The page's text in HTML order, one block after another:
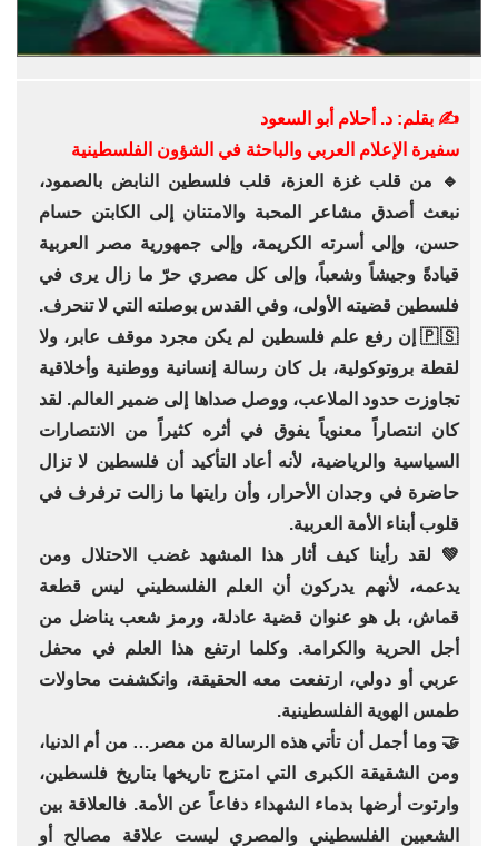
✍️ بقلم: د. أحلام أبو السعود
سفيرة الإعلام العربي والباحثة في الشؤون الفلسطينية
🔹 من قلب غزة العزة، قلب فلسطين النابض بالصمود،
نبعث أصدق مشاعر المحبة والامتنان إلى الكابتن حسام
حسن، وإلى أسرته الكريمة، وإلى جمهورية مصر العربية
قيادةً وجيشاً وشعباً، وإلى كل مصري حرّ ما زال يرى في
فلسطين قضيته الأولى، وفي القدس بوصلته التي لا تنحرف.
🇵🇸 إن رفع علم فلسطين لم يكن مجرد موقف عابر، ولا
لقطة بروتوكولية، بل كان رسالة إنسانية ووطنية وأخلاقية
تجاوزت حدود الملاعب، ووصل صداها إلى ضمير العالم. لقد
كان انتصاراً معنوياً يفوق في أثره كثيراً من الانتصارات
السياسية والرياضية، لأنه أعاد التأكيد أن فلسطين لا تزال
حاضرة في وجدان الأحرار، وأن رايتها ما زالت ترفرف في
قلوب أبناء الأمة العربية.
💚 لقد رأينا كيف أثار هذا المشهد غضب الاحتلال ومن
يدعمه، لأنهم يدركون أن العلم الفلسطيني ليس قطعة
قماش، بل هو عنوان قضية عادلة، ورمز شعب يناضل من
أجل الحرية والكرامة. وكلما ارتفع هذا العلم في محفل
عربي أو دولي، ارتفعت معه الحقيقة، وانكشفت محاولات
طمس الهوية الفلسطينية.
🤝 وما أجمل أن تأتي هذه الرسالة من مصر… من أم الدنيا،
ومن الشقيقة الكبرى التي امتزج تاريخها بتاريخ فلسطين،
وارتوت أرضها بدماء الشهداء دفاعاً عن الأمة. فالعلاقة بين
الشعبين الفلسطيني والمصري ليست علاقة مصالح أو